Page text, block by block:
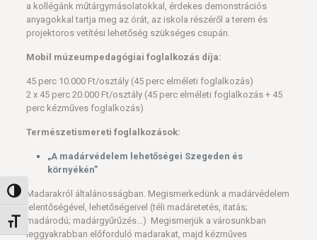
Nagy kontraszt váltása
Betűméret váltása
a kollégánk műtárgymásolatokkal, érdekes demonstrációs
anyagokkal tartja meg az órát, az iskola részéről a terem és
projektoros vetítési lehetőség szükséges csupán.
Mobil múzeumpedagógiai foglalkozás díja:
45 perc 10.000 Ft/osztály (45 perc elméleti foglalkozás)
2 x 45 perc 20.000 Ft/osztály (45 perc elméleti foglalkozás + 45
perc kézműves foglalkozás)
Természetismereti foglalkozások:
„A madárvédelem lehetőségei Szegeden és
környékén”
Madarakról általánosságban. Megismerkedünk a madárvédelem
jelentőségével, lehetőségeivel (téli madáretetés, itatás;
madárodú; madárgyűrűzés…) Megismerjük a városunkban
leggyakrabban előforduló madarakat, majd kézműves